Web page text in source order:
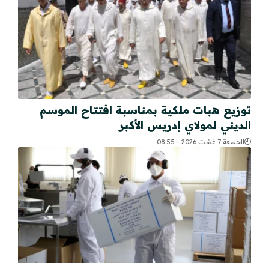
توزيع هبات ملكية بمناسبة افتتاح الموسم
الديني لمولاي إدريس الأكبر
الجمعة 7 غشت 2026 - 08:55